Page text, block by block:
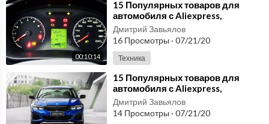
00:10:14
⁣15 Популярных товаров для
автомобиля с Aliexpress,
подборка лучших автотоваров #2
Дмитрий Завьялов
16 Просмотры · 07/21/20
Техника
⁣15 Популярных товаров для
автомобиля с Aliexpress,
подборка лучших автотоваров #1
Дмитрий Завьялов
14 Просмотры · 07/21/20